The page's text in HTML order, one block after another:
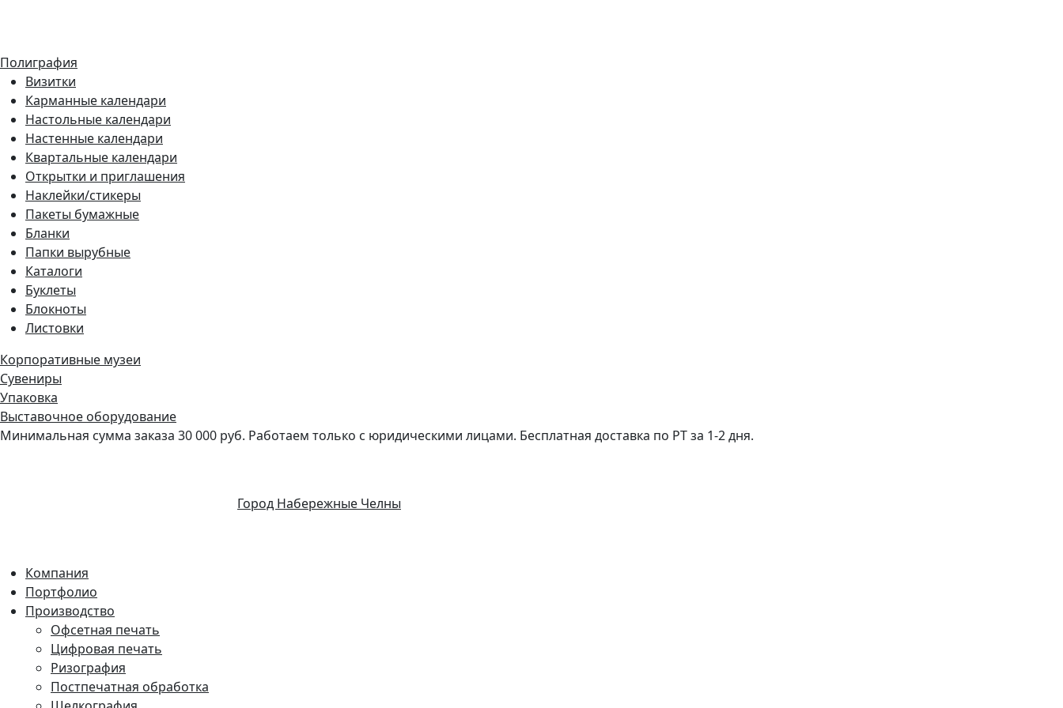
Полиграфия
Визитки
Карманные календари
Настольные календари
Настенные календари
Квартальные календари
Открытки и приглашения
Наклейки/стикеры
Пакеты бумажные
Бланки
Папки вырубные
Каталоги
Буклеты
Блокноты
Листовки
Корпоративные музеи
Сувениры
Упаковка
Выставочное оборудование
Минимальная сумма заказа 30 000 руб. Работаем только с юридическими лицами. Бесплатная доставка по РТ за 1-2 дня.
Город Набережные Челны
Компания
Портфолио
Производство
Офсетная печать
Цифровая печать
Ризография
Постпечатная обработка